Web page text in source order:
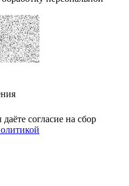
cогласие на сбор